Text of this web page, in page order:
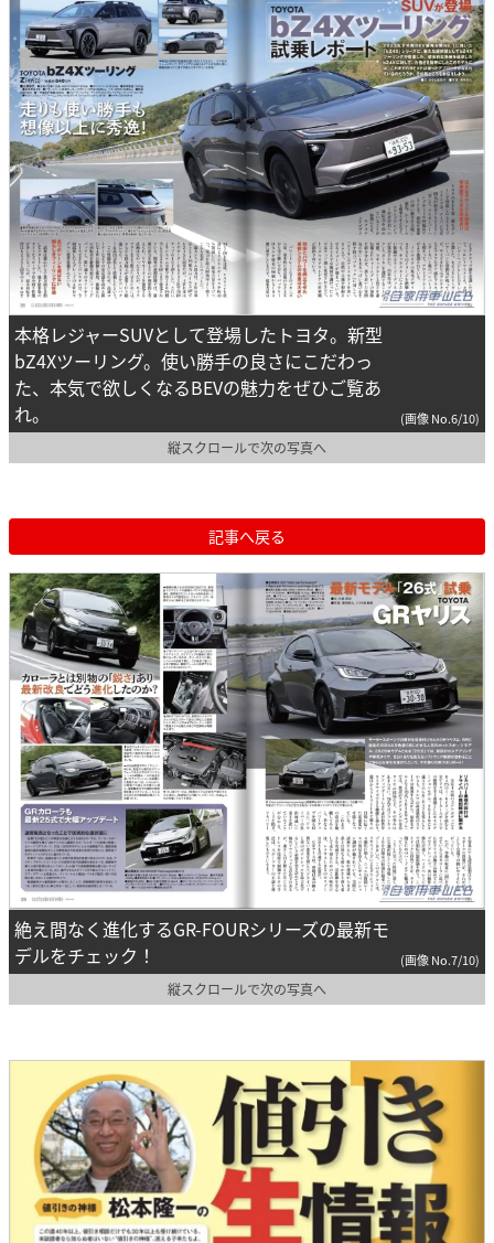
本格レジャーSUVとして登場したトヨタ。新型
bZ4Xツーリング。使い勝手の良さにこだわっ
た、本気で欲しくなるBEVの魅力をぜひご覧あ
れ。
(画像 No.6/10)
縦スクロールで次の写真へ
記事へ戻る
絶え間なく進化するGR-FOURシリーズの最新モ
デルをチェック！
(画像 No.7/10)
縦スクロールで次の写真へ